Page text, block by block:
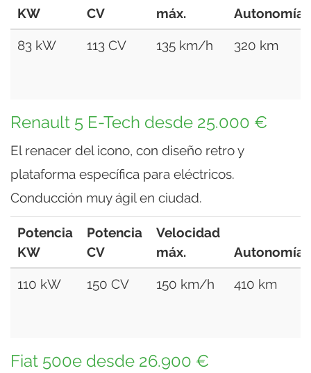
KW
CV
máx.
Autonomía
83 kW 113 CV 135 km/h 320 km
Renault 5 E-Tech desde 25.000 €
El renacer del icono, con diseño retro y
plataforma específica para eléctricos.
Conducción muy ágil en ciudad.
Potencia
KW
Potencia
CV
Velocidad
máx.
Autonomía
110 kW 150 CV 150 km/h 410 km
Fiat 500e desde 26.900 €